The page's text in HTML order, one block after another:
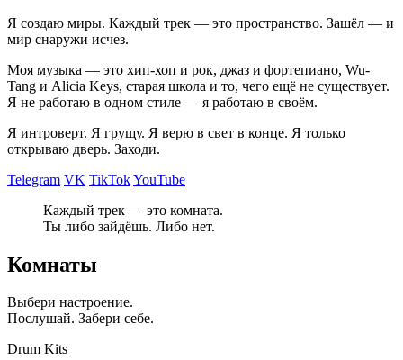
Я создаю миры. Каждый трек — это пространство. Зашёл — и
мир снаружи исчез.
Моя музыка — это хип-хоп и рок, джаз и фортепиано, Wu-
Tang и Alicia Keys, старая школа и то, чего ещё не существует.
Я не работаю в одном стиле — я работаю в своём.
Я интроверт. Я грущу. Я верю в свет в конце. Я только
открываю дверь. Заходи.
Telegram VK TikTokYouTube
Каждый трек — это комната.
Ты либо зайдёшь. Либо нет.
Комнаты
Выбери настроение.
Послушай. Забери себе.
Drum Kits